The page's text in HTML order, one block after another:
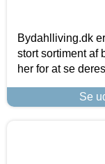
Bydahlliving.dk
stort sortiment af
her for at se
Se